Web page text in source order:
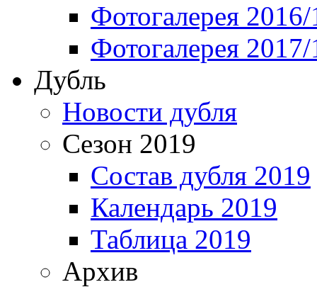
Фотогалерея
Фотогалерея
Дубль
Новости дубля
Сезон 2019
Состав дубля 2019
Календарь 2019
Таблица 2019
Архив